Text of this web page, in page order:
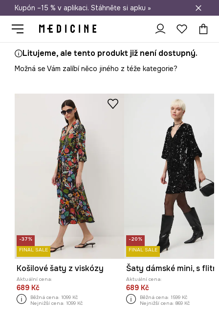
Doprava zdarma při nákupu nad 1 200 Kč
Kupón –15 % v aplikaci. Stáhněte si apku »
Litujeme, ale tento produkt již není dostupný.
Možná se Vám zalíbí něco jiného z téže kategorie?
-37%
FINAL SALE
Košilové šaty z viskózy
Aktuální cena:
689 Kč
Běžná cena: 1099 Kč
Nejnižší cena: 1099 Kč
-20%
FINAL SALE
Šaty dámské mini, s
Aktuální cena:
689 Kč
Běžná cena: 1599 Kč
Nejnižší cena: 869 Kč